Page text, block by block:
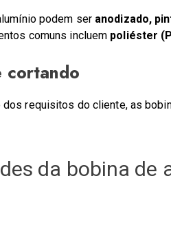
podem ser anodizado,
comuns incluem poliéster
cortando
dos requisitos do cliente, as
da bobina de